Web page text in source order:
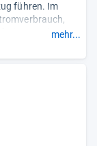
führen. Im
mehr...